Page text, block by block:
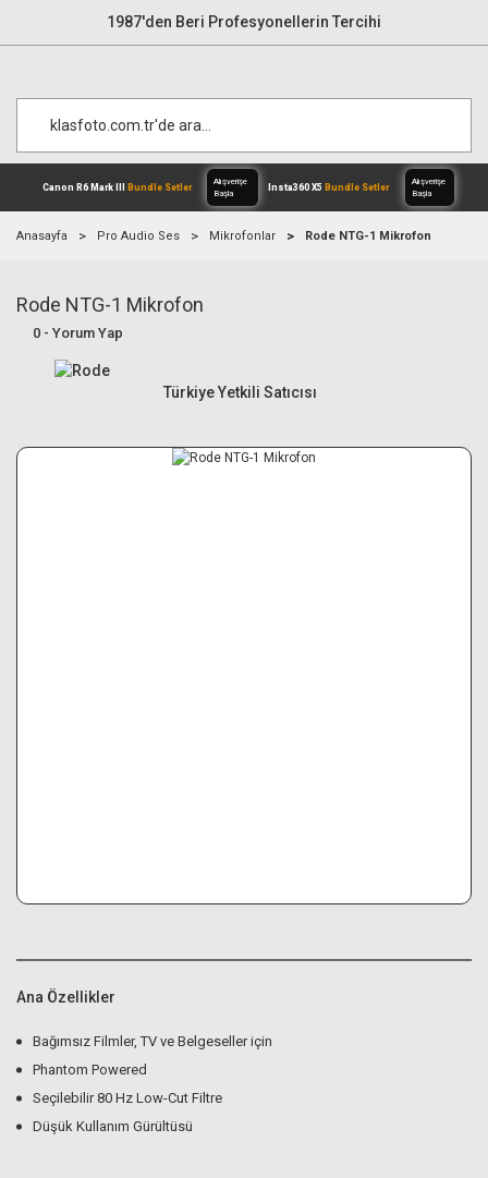
1987'den Beri Profesyonellerin Tercihi
Canon R6 Mark III
Anasayfa Pro Audio Ses Mikrofonlar Rode NTG-1 Mikrofon
Rode NTG-1 Mikrofon
0 - Yorum Yap
Türkiye Yetkili Satıcısı
Ana Özellikler
Bağımsız Filmler, TV ve Belgeseller için
Phantom Powered
Seçilebilir 80 Hz Low-Cut Filtre
Düşük Kullanım Gürültüsü